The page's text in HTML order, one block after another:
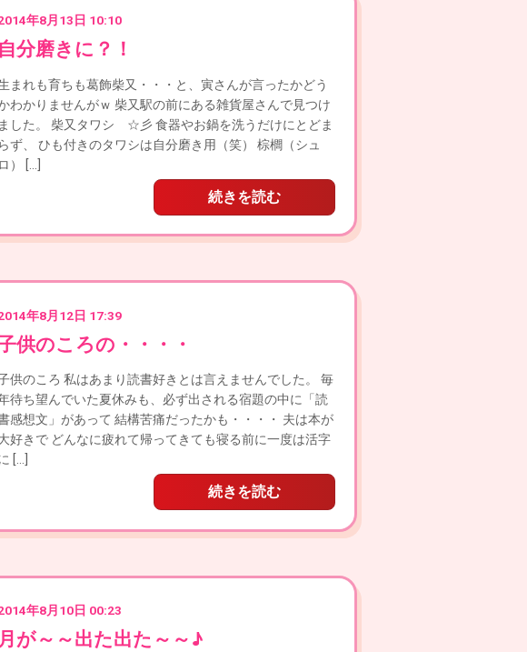
分磨きに？！
年8月13日 10:10
まれも育ちも葛飾柴又・・・と、寅さんが言ったかどう
わかりませんがｗ 柴又駅の前にある雑貨屋さんで見つけ
した。 柴又タワシ ☆彡 食器やお鍋を洗うだけにとどま
ず、 ひも付きのタワシは自分磨き用（笑） 棕櫚（シュ
） […]
続きを読む
供のころの・・・・
年8月12日 17:39
供のころ 私はあまり読書好きとは言えませんでした。 毎
待ち望んでいた夏休みも、必ず出される宿題の中に「読
感想文」があって 結構苦痛だったかも・・・・ 夫は本が
好きで どんなに疲れて帰ってきても寝る前に一度は活字
[…]
続きを読む
が～～出た出た～～♪
年8月10日 00:23